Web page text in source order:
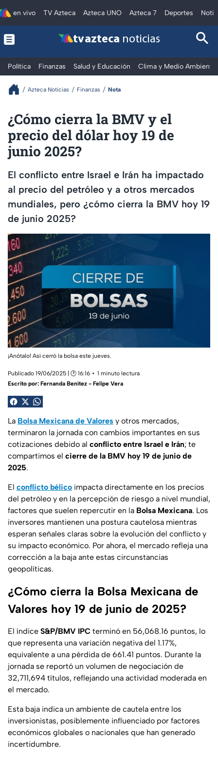
en vivo TV Azteca Azteca UNO Azteca 7 Deportes
tv azteca noticias
Política Finanzas Salud y Educación Clima y Medio Ambiente
Azteca Noticias Finanzas Nota
¿Cómo cierra la BMV y el
precio del dólar hoy 19 de
junio 2025?
El conflicto entre Israel e Irán ha impactado
al precio del petróleo y a otros mercados
mundiales, pero ¿cómo cierra la BMV hoy 19
de junio 2025?
¡Anótalo! Así cerró la bolsa este jueves.
Publicado 19/06/2025 | 🕑 16:16
1 minuto lectura
Escrito por: Fernanda Benítez - Felipe Vera
La Bolsa Mexicana de Valores y otros mercados,
terminaron la jornada con cambios importantes en sus
cotizaciones debido al conflicto entre Israel e Irán; te
compartimos el cierre de la BMV hoy 19 de junio de
2025.
El conflicto bélico impacta directamente en los precios
del petróleo y en la percepción de riesgo a nivel mundial,
factores que suelen repercutir en la Bolsa Mexicana. Los
inversores mantienen una postura cautelosa mientras
esperan señales claras sobre la evolución del conflicto y
su impacto económico. Por ahora, el mercado refleja una
corrección a la baja ante estas circunstancias
geopolíticas.
¿Cómo cierra la Bolsa Mexicana de
Valores hoy 19 de junio de 2025?
El índice S&P/BMV IPC terminó en 56,068.16 puntos, lo
que representa una variación negativa del 1.17%,
equivalente a una pérdida de 661.41 puntos. Durante la
jornada se reportó un volumen de negociación de
32,711,694 títulos, reflejando una actividad moderada en
el mercado.
Esta baja indica un ambiente de cautela entre los
inversionistas, posiblemente influenciado por factores
económicos globales o nacionales que han generado
incertidumbre.